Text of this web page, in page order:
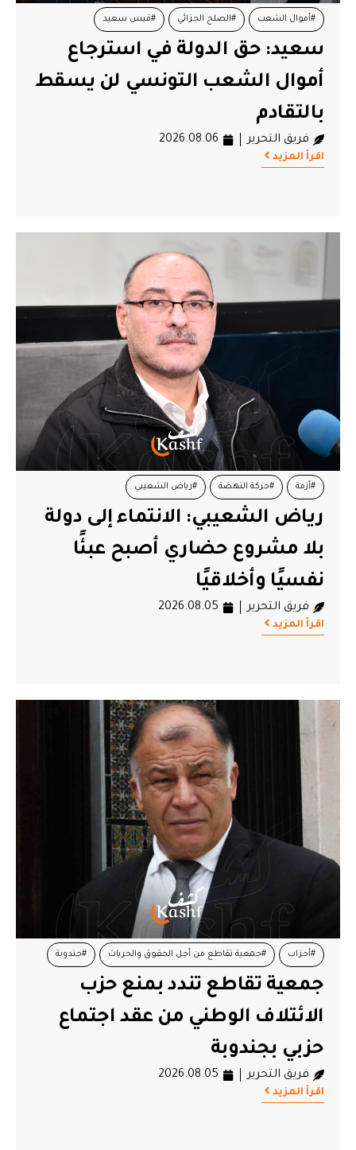
#أموال الشعب #الصلح الجزائي #قيس سعيد
سعيد: حق الدولة في استرجاع
أموال الشعب التونسي لن يسقط
بالتقادم
فريق التحرير 2026.08.06
اقرأ المزيد
#أزمة #حركة النهضة #رياض الشعيبي
رياض الشعيبي: الانتماء إلى دولة
بلا مشروع حضاري أصبح عبئًا
نفسيًا وأخلاقيًا
فريق التحرير 2026.08.05
اقرأ المزيد
#أحزاب #جمعية تقاطع من أجل الحقوق والحريات #جندوبة
#حزب الائتلاف الوطني
جمعية تقاطع تندد بمنع حزب
الائتلاف الوطني من عقد اجتماع
حزبي بجندوبة
فريق التحرير 2026.08.05
اقرأ المزيد